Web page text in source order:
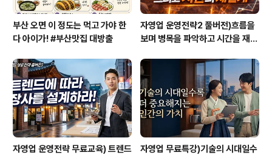
부산 오면 이 정도는 먹고 가야 한
다 아이가! #부산맛집 대방출
자영업 운영전략2 풀버전)흐름을
보며 병목을 파악하고 시간을 재설
자영업 운영전략 무료교육) 트렌드
자영업 무료특강)기술의 시대일수